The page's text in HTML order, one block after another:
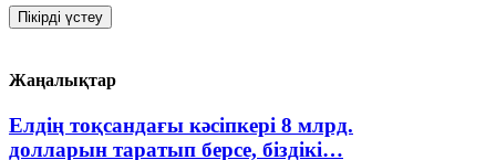
Жаңалықтар
Елдің тоқсандағы кәсіпкері 8 млрд.
долларын таратып берсе, біздікі…